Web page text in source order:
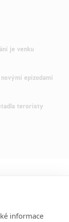
je venku
epizodami
teroristy
informace